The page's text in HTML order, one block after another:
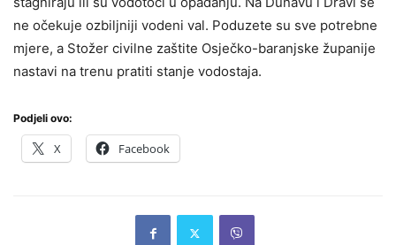
ne očekuje ozbiljniji vodeni val. Poduzete su sve potrebne
mjere, a Stožer civilne zaštite Osječko-baranjske županije
nastavi na trenu pratiti stanje vodostaja.
Podjeli ovo:
X Facebook